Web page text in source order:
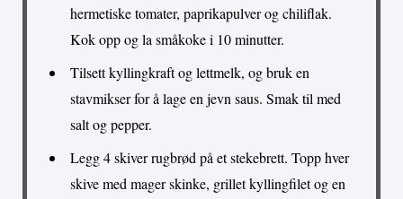
hermetiske tomater, paprikapulver og chiliflak.
Kok opp og la småkoke i 10 minutter.
Tilsett kyllingkraft og lettmelk, og bruk en
stavmikser for å lage en jevn saus. Smak til med
salt og pepper.
Legg 4 skiver rugbrød på et stekebrett. Topp hver
skive med mager skinke, grillet kyllingfilet og en